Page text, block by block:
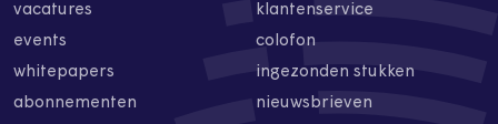
vacatures
events
whitepapers
abonnementen
klantenservice
colofon
ingezonden stukken
nieuwsbrieven